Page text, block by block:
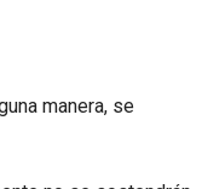
manera, se